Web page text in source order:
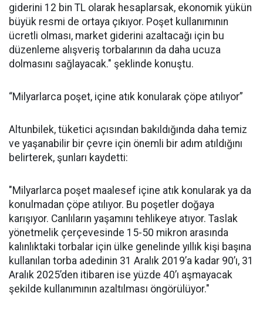
giderini 12 bin TL olarak hesaplarsak, ekonomik yükün
büyük resmi de ortaya çıkıyor. Poşet kullanımının
ücretli olması, market giderini azaltacağı için bu
düzenleme alışveriş torbalarının da daha ucuza
dolmasını sağlayacak." şeklinde konuştu.
“Milyarlarca poşet, içine atık konularak çöpe atılıyor”
Altunbilek, tüketici açısından bakıldığında daha temiz
ve yaşanabilir bir çevre için önemli bir adım atıldığını
belirterek, şunları kaydetti:
"Milyarlarca poşet maalesef içine atık konularak ya da
konulmadan çöpe atılıyor. Bu poşetler doğaya
karışıyor. Canlıların yaşamını tehlikeye atıyor. Taslak
yönetmelik çerçevesinde 15-50 mikron arasında
kalınlıktaki torbalar için ülke genelinde yıllık kişi başına
kullanılan torba adedinin 31 Aralık 2019’a kadar 90’ı, 31
Aralık 2025’den itibaren ise yüzde 40’ı aşmayacak
şekilde kullanımının azaltılması öngörülüyor."